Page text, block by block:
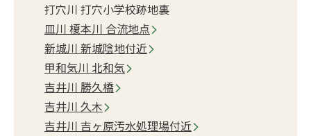
打穴川 打穴小学校跡地裏
皿川 榎本川 合流地点
新城川 新城陰地付近
甲和気川 北和気
吉井川 勝久橋
吉井川 久木
吉井川 吉ヶ原汚水処理場付近